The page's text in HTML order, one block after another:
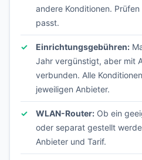
andere Konditionen.
passt.
Einrichtungsgebühren:
Jahr vergünstigt, aber mit
verbunden. Alle
jeweiligen Anbieter.
WLAN-Router: Ob ein
oder separat gestellt
Anbieter und Tarif.